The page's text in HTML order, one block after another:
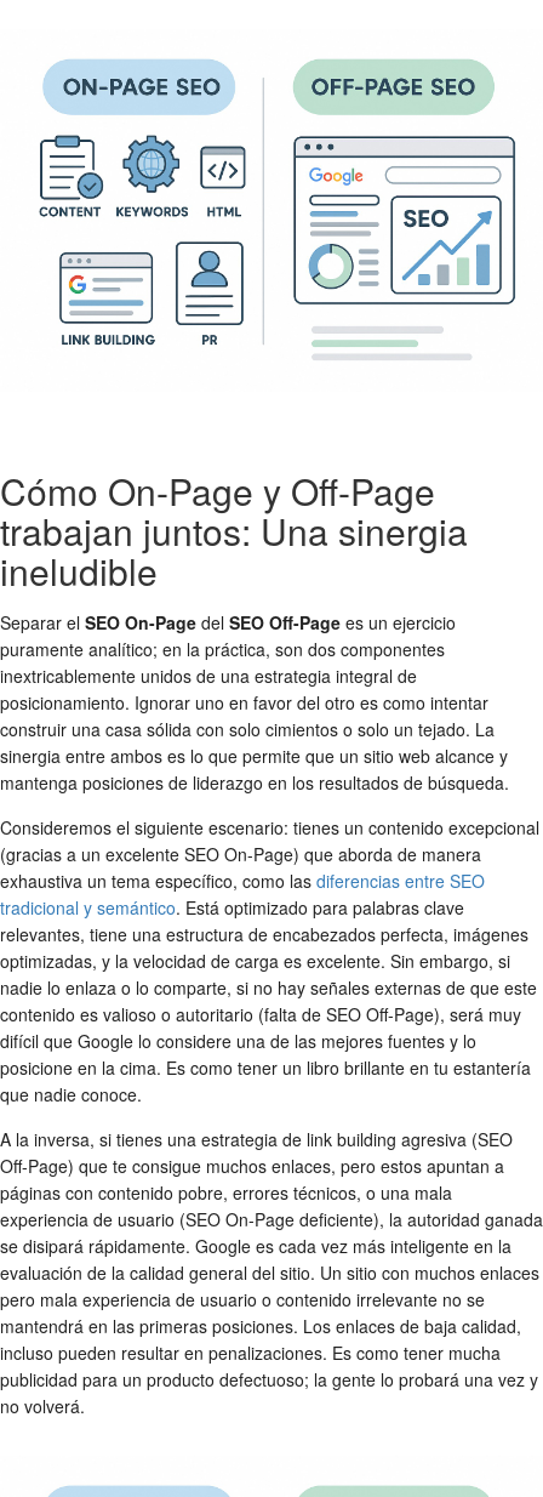
Cómo On-Page y Off-Page
trabajan juntos: Una sinergia
ineludible
Separar el SEO On-Page del SEO Off-Page es un ejercicio
puramente analítico; en la práctica, son dos componentes
inextricablemente unidos de una estrategia integral de
posicionamiento. Ignorar uno en favor del otro es como intentar
construir una casa sólida con solo cimientos o solo un tejado. La
sinergia entre ambos es lo que permite que un sitio web alcance y
mantenga posiciones de liderazgo en los resultados de búsqueda.
Consideremos el siguiente escenario: tienes un contenido excepcional
(gracias a un excelente SEO On-Page) que aborda de manera
exhaustiva un tema específico, como las diferencias entre SEO
tradicional y semántico. Está optimizado para palabras clave
relevantes, tiene una estructura de encabezados perfecta, imágenes
optimizadas, y la velocidad de carga es excelente. Sin embargo, si
nadie lo enlaza o lo comparte, si no hay señales externas de que este
contenido es valioso o autoritario (falta de SEO Off-Page), será muy
difícil que Google lo considere una de las mejores fuentes y lo
posicione en la cima. Es como tener un libro brillante en tu estantería
que nadie conoce.
A la inversa, si tienes una estrategia de link building agresiva (SEO
Off-Page) que te consigue muchos enlaces, pero estos apuntan a
páginas con contenido pobre, errores técnicos, o una mala
experiencia de usuario (SEO On-Page deficiente), la autoridad ganada
se disipará rápidamente. Google es cada vez más inteligente en la
evaluación de la calidad general del sitio. Un sitio con muchos enlaces
pero mala experiencia de usuario o contenido irrelevante no se
mantendrá en las primeras posiciones. Los enlaces de baja calidad,
incluso pueden resultar en penalizaciones. Es como tener mucha
publicidad para un producto defectuoso; la gente lo probará una vez y
no volverá.